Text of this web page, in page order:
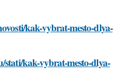
kak-vybrat-mesto-dlya-
stati/kak-vybrat-mesto-dlya-